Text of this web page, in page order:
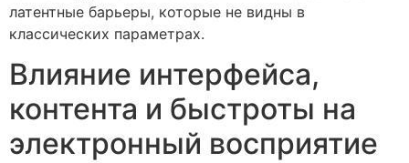
латентные барьеры, которые не видны в
классических параметрах.
Влияние интерфейса,
контента и быстроты на
электронный восприятие